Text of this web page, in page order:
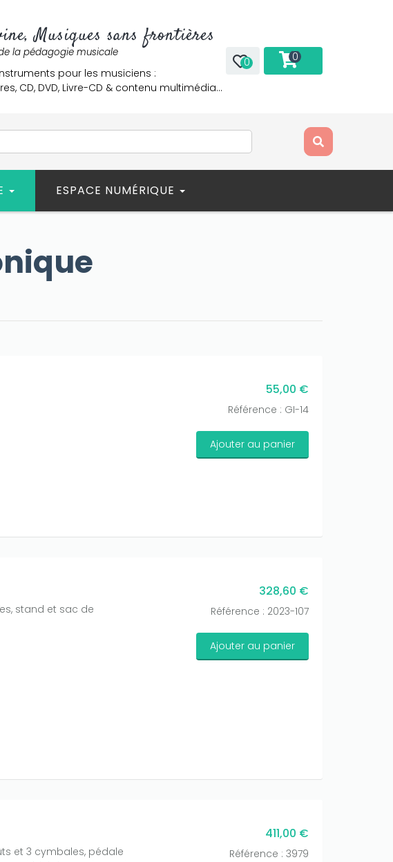
Musiques sans frontières
la pédagogie musicale
pour les musiciens :
CD, DVD, Livre-CD & contenu multimédia…
0 0
ESPACE NUMÉRIQUE
55,00 €
Référence : GI-14
Ajouter au panier
stand et sac de
328,60 €
Référence : 2023-107
Ajouter au panier
et 3 cymbales, pédale
411,00 €
Référence : 3979